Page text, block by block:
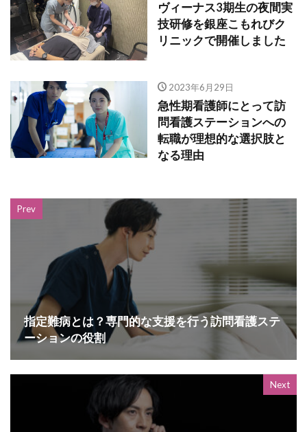
ヴィーナス3期生の夜間実
技研修を銀座こもれびク
リニックで開催しました
2023年6月29日
急性期看護師にとって訪
問看護ステーションへの
転職が理想的な選択肢と
なる理由
Prev
指定難病とは？専門的な支援を行う訪問看護ステ
ーションの役割
Next